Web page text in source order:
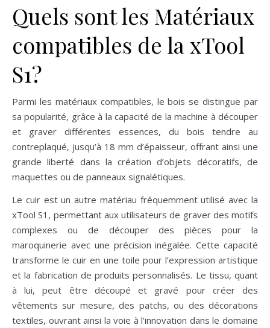
Quels sont les Matériaux
compatibles de la xTool
S1?
Parmi les matériaux compatibles, le bois se distingue par
sa popularité, grâce à la capacité de la machine à découper
et graver différentes essences, du bois tendre au
contreplaqué, jusqu’à 18 mm d’épaisseur, offrant ainsi une
grande liberté dans la création d’objets décoratifs, de
maquettes ou de panneaux signalétiques.
Le cuir est un autre matériau fréquemment utilisé avec la
xTool S1, permettant aux utilisateurs de graver des motifs
complexes ou de découper des pièces pour la
maroquinerie avec une précision inégalée. Cette capacité
transforme le cuir en une toile pour l’expression artistique
et la fabrication de produits personnalisés. Le tissu, quant
à lui, peut être découpé et gravé pour créer des
vêtements sur mesure, des patchs, ou des décorations
textiles, ouvrant ainsi la voie à l’innovation dans le domaine